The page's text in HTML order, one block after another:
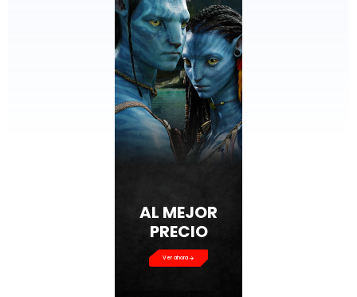
AL MEJOR
PRECIO
Ver ahora